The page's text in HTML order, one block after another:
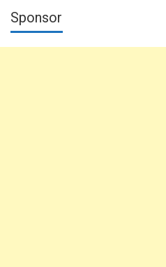
Sponsor